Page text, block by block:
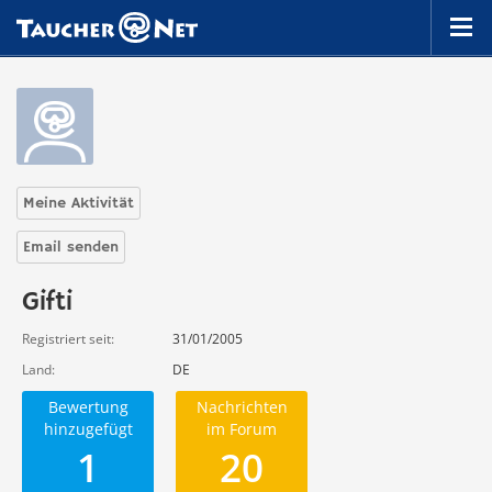
Meine Aktivität
Email senden
Gifti
Registriert seit
31/01/2005
Land
DE
Bewertung
hinzugefügt
1
Nachrichten
im Forum
20